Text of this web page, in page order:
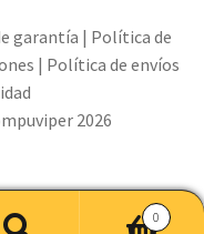
0
garantía | Política de
| Política de envíos
2026